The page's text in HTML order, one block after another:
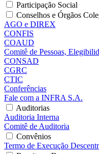
Participação Social
Conselhos e Órgãos
AGO e DIREX
CONFIS
COAUD
Comitê de Pessoas,
CONSAD
CGRC
CTIC
Conferências
Fale com a INFRA S.A.
Auditorias
Auditoria Interna
Comitê de Auditoria
Convênios
Termo de Execução